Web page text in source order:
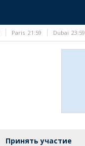
Принять участие
Paris 21:59 Dubai 23:59